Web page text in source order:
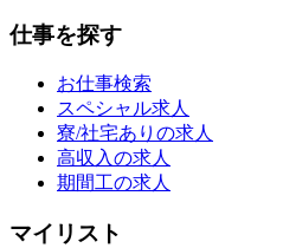
仕事を探す
お仕事検索
スペシャル求人
寮/社宅ありの求人
高収入の求人
期間工の求人
マイリスト